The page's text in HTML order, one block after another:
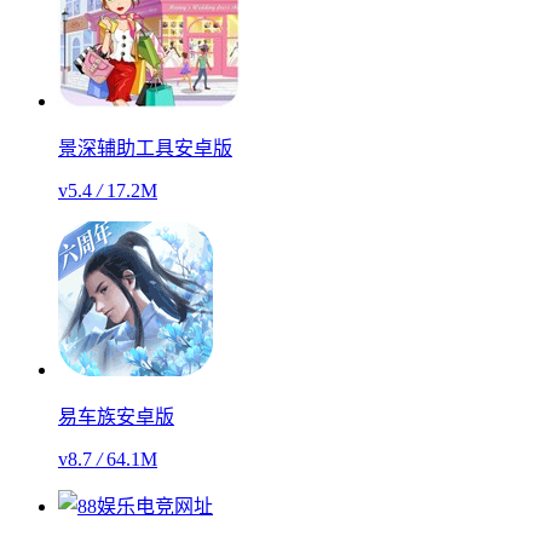
景深辅助工具安卓版
v5.4 /17.2M
易车族安卓版
v8.7 /64.1M